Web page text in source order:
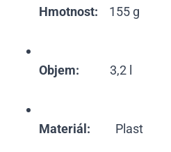
Hmotnost: 155 g
Objem: 3,2 l
Materiál: Plast